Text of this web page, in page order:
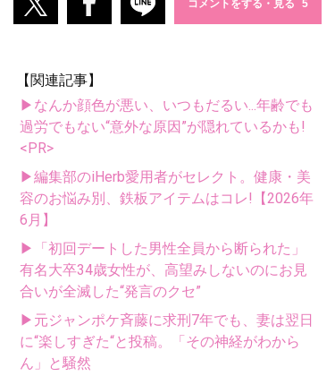
コメントをする・見る
【関連記事】
▶なんか顔色が悪い、いつもだるい...年齢でも
過労でもない“意外な原因”が隠れているかも!
<PR>
▶編集部のiHerb愛用者がセレクト。健康・美
容のお悩み別、鉄板アイテムはコレ!【2026年
6月】
▶「初回デートした男性全員から断られた」
有名大卒34歳女性が、高望みしないのにお見
合いが全滅した“発言のクセ”
▶元ジャンポケ斉藤に求刑7年でも、妻は翌日
に“楽しすぎた“と投稿。「その神経がわから
ん」と騒然